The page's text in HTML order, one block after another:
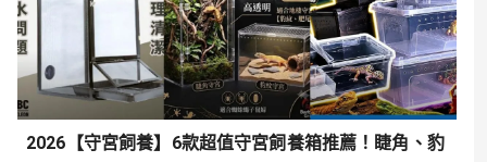
2026【守宮飼養】6款超值守宮飼養箱推薦！睫角、豹